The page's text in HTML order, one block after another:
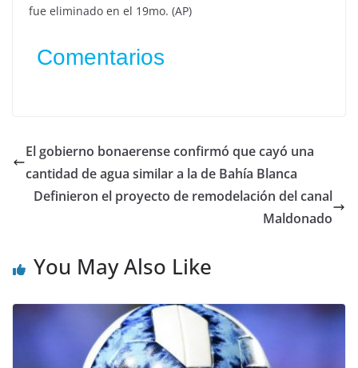
fue eliminado en el 19mo. (AP)
Comentarios
El gobierno bonaerense confirmó que cayó una
cantidad de agua similar a la de Bahía Blanca
Definieron el proyecto de remodelación del canal
Maldonado
You May Also Like